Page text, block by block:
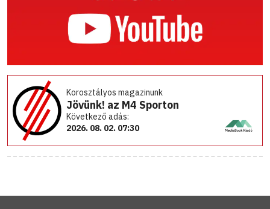
Korosztályos magazinunk
Jövünk! az M4 Sporton
Következő adás:
2026. 08. 02. 07:30